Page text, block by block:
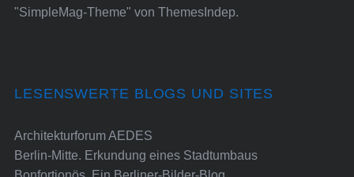
"SimpleMag-Theme" von ThemesIndep.
LESENSWERTE BLOGS UND SITES
Architekturforum AEDES
Berlin-Mitte. Erkundung eines Stadtumbaus